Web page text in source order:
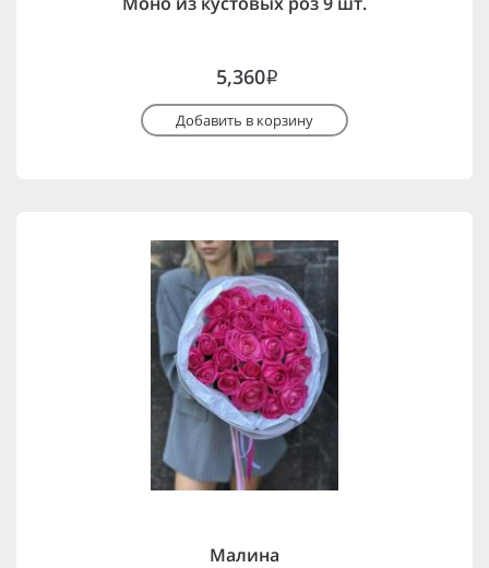
5,360i
Добавить в корзину
Малина